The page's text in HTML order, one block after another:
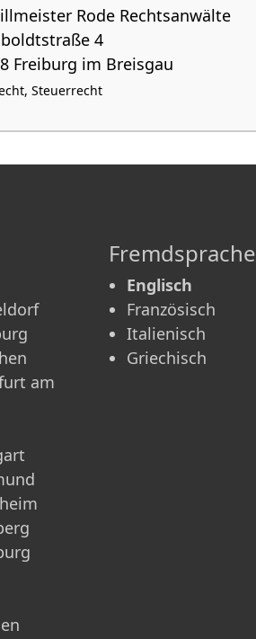
Rode Rechtsanwälte
4
Freiburg im Breisgau
Steuerrecht
am
Fremdsprache
Englisch
Französisch
Italienisch
Griechisch